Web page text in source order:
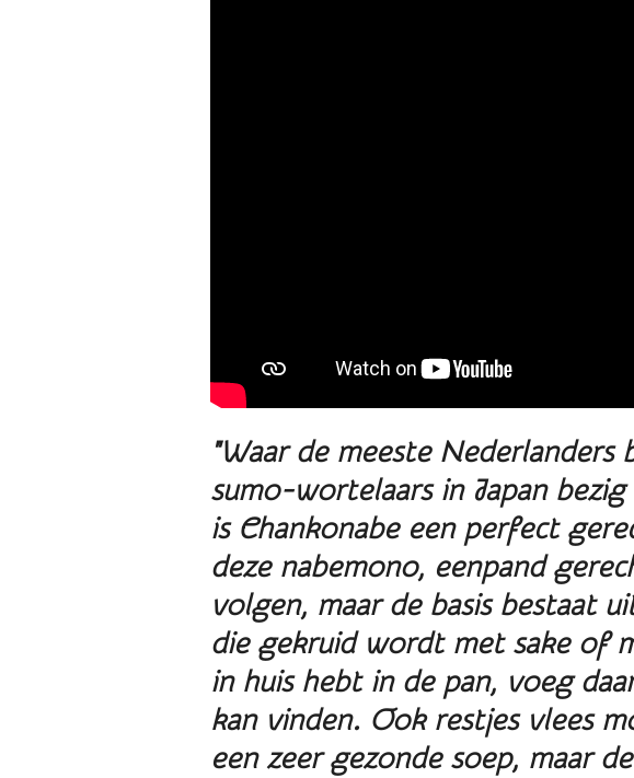
"Waar de meeste
sumo-wortelaars in Japan
is Chankonabeeen perfect
deze nabemono, eenpand
volgen, maar de basis bestaat
die gekruid wordt met sake of
in huis hebt in de pan, voeg
kan vinden. Ook restjes vlees
een zeer gezonde soep, maar